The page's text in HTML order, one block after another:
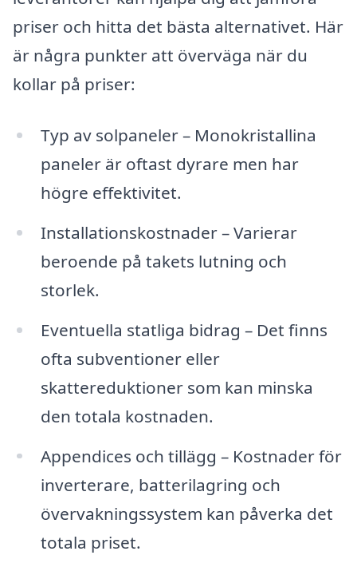
priser och hitta det bästa alternativet. Här
är några punkter att överväga när du
kollar på priser:
Typ av solpaneler – Monokristallina
paneler är oftast dyrare men har
högre effektivitet.
Installationskostnader – Varierar
beroende på takets lutning och
storlek.
Eventuella statliga bidrag – Det finns
ofta subventioner eller
skattereduktioner som kan minska
den totala kostnaden.
Appendices och tillägg – Kostnader för
inverterare, batterilagring och
övervakningssystem kan påverka det
totala priset.